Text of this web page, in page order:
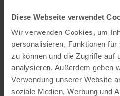
Diese Webseite verwendet
Wir verwenden Cookies, um
personalisieren, Funktionen
zu können und die Zugriffe auf
analysieren. Außerdem geben
Verwendung unserer Website
soziale Medien, Werbung und
EIFELADVENTURES is
the content.